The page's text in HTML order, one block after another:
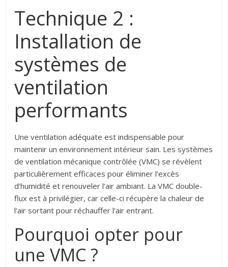
Technique 2 :
Installation de
systèmes de
ventilation
performants
Une ventilation adéquate est indispensable pour
maintenir un environnement intérieur sain. Les systèmes
de ventilation mécanique contrôlée (VMC) se révèlent
particulièrement efficaces pour éliminer l’excès
d’humidité et renouveler l’air ambiant. La VMC double-
flux est à privilégier, car celle-ci récupère la chaleur de
l’air sortant pour réchauffer l’air entrant.
Pourquoi opter pour
une VMC ?